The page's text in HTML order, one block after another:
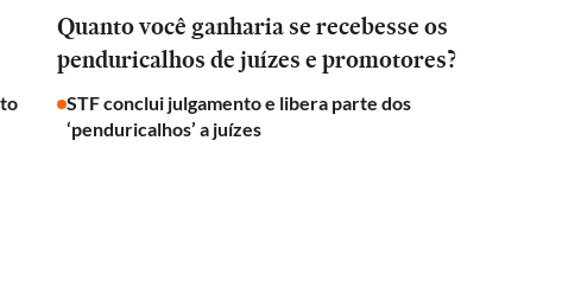
Quanto você ganharia se recebesse os
penduricalhos de juízes e promotores?
STF conclui julgamento e libera parte dos
‘penduricalhos’ a juízes